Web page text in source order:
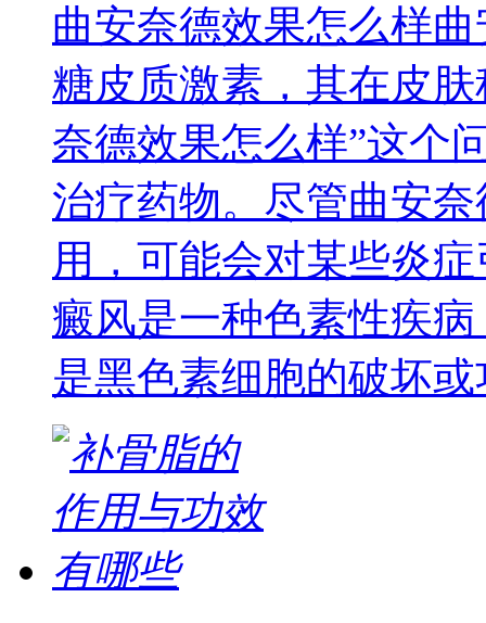
曲安奈德效果怎么样
糖皮质激素，其在皮
奈德效果怎么样”这个
治疗药物。尽管曲安
用，可能会对某些炎
癜风是一种色素性疾
是黑色素细胞的破坏